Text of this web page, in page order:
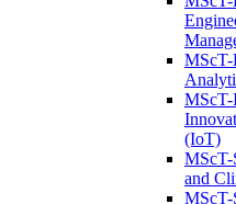
MScT-
MScT-
(IoT)
MScT-
and
MScT-